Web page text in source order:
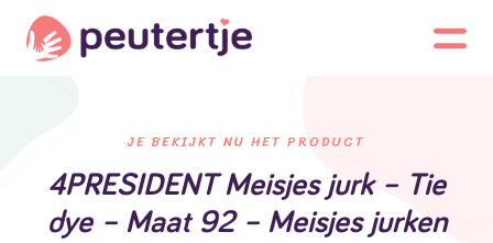
JE BEKIJKT NU HET PRODUCT
4PRESIDENT Meisjes jurk – Tie
dye – Maat 92 – Meisjes jurken